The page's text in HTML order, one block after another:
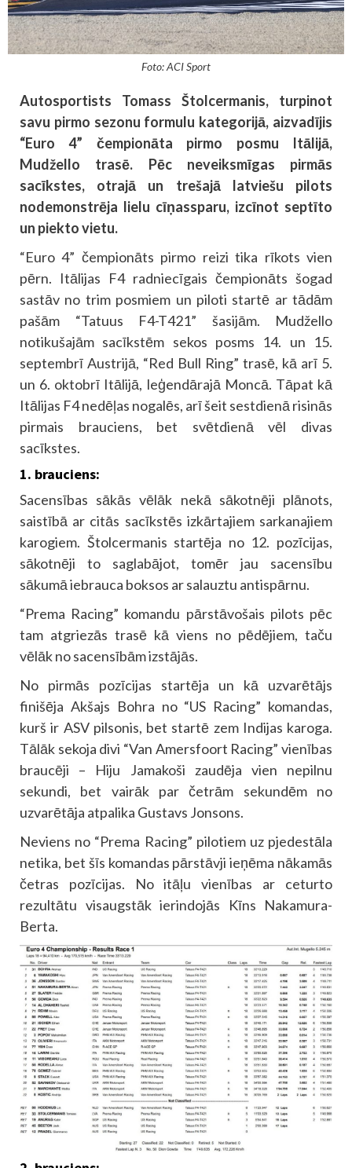
Foto: ACI Sport
Autosportists Tomass Štolcermanis, turpinot
savu pirmo sezonu formulu kategorijā, aizvadījis
“Euro 4” čempionāta pirmo posmu Itālijā,
Mudžello trasē. Pēc neveiksmīgas pirmās
sacīkstes, otrajā un trešajā latviešu pilots
nodemonstrēja lielu cīņassparu, izcīnot septīto
un piekto vietu.
“Euro 4” čempionāts pirmo reizi tika rīkots vien
pērn. Itālijas F4 radniecīgais čempionāts šogad
sastāv no trim posmiem un piloti startē ar tādām
pašām “Tatuus F4-T421” šasijām. Mudžello
notikušajām sacīkstēm sekos posms 14. un 15.
septembrī Austrijā, “Red Bull Ring” trasē, kā arī 5.
un 6. oktobrī Itālijā, leģendārajā Moncā. Tāpat kā
Itālijas F4 nedēļas nogalēs, arī šeit sestdienā risinās
pirmais brauciens, bet svētdienā vēl divas
sacīkstes.
1. brauciens:
Sacensības sākās vēlāk nekā sākotnēji plānots,
saistībā ar citās sacīkstēs izkārtajiem sarkanajiem
karogiem. Štolcermanis startēja no 12. pozīcijas,
sākotnēji to saglabājot, tomēr jau sacensību
sākumā iebrauca boksos ar salauztu antispārnu.
“Prema Racing” komandu pārstāvošais pilots pēc
tam atgriezās trasē kā viens no pēdējiem, taču
vēlāk no sacensībām izstājās.
No pirmās pozīcijas startēja un kā uzvarētājs
finišēja Akšajs Bohra no “US Racing” komandas,
kurš ir ASV pilsonis, bet startē zem Indijas karoga.
Tālāk sekoja divi “Van Amersfoort Racing” vienības
braucēji – Hiju Jamakoši zaudēja vien nepilnu
sekundi, bet vairāk par četrām sekundēm no
uzvarētāja atpalika Gustavs Jonsons.
Neviens no “Prema Racing” pilotiem uz pjedestāla
netika, bet šīs komandas pārstāvji ieņēma nākamās
četras pozīcijas. No itāļu vienības ar ceturto
rezultātu visaugstāk ierindojās Kīns Nakamura-
Berta.